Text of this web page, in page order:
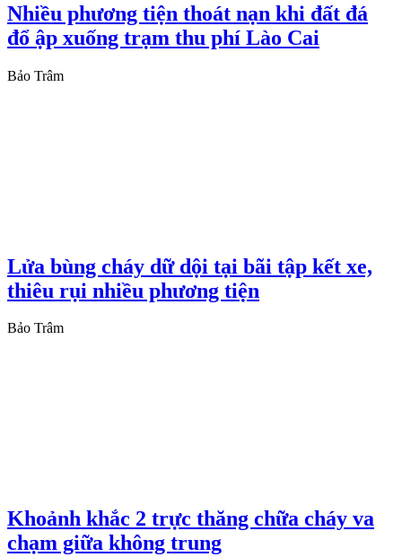
Nhiều phương tiện thoát nạn khi đất đá
đổ ập xuống trạm thu phí Lào Cai
Bảo Trâm
Lửa bùng cháy dữ dội tại bãi tập kết xe,
thiêu rụi nhiều phương tiện
Bảo Trâm
Khoảnh khắc 2 trực thăng chữa cháy va
chạm giữa không trung